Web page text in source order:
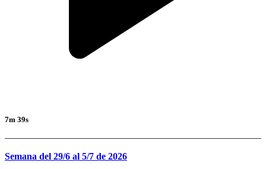
7m 39s
Semana del 29/6 al 5/7 de 2026